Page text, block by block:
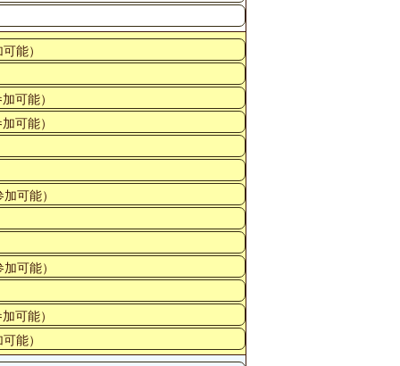
能）
可能）
可能）
可能）
可能）
可能）
能）